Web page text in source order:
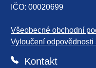
IČO: 00020699
Všeobecné obchodní
Vyloučení
Kontakt